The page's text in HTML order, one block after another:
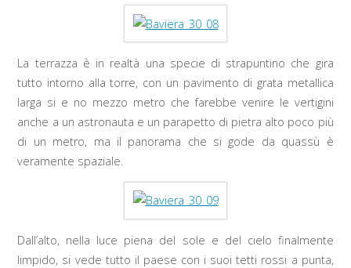
La terrazza è in realtà una specie di strapuntino che gira
tutto intorno alla torre, con un pavimento di grata metallica
larga si e no mezzo metro che farebbe venire le vertigini
anche a un astronauta e un parapetto di pietra alto poco più
di un metro, ma il panorama che si gode da quassù è
veramente spaziale.
Dall’alto, nella luce piena del sole e del cielo finalmente
limpido, si vede tutto il paese con i suoi tetti rossi a punta,